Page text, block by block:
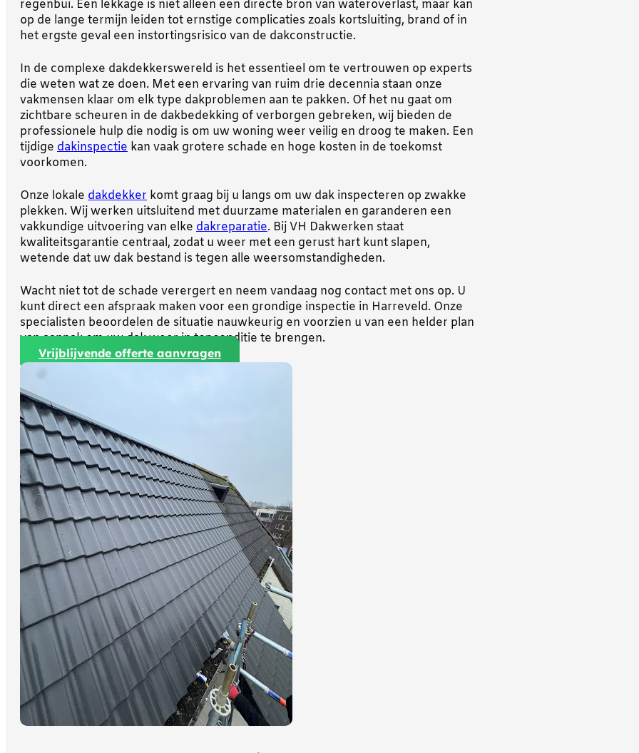
regenbui. Een lekkage is niet alleen een directe bron van wateroverlast, maar kan
op de lange termijn leiden tot ernstige complicaties zoals kortsluiting, brand of in
het ergste geval een instortingsrisico van de dakconstructie.
In de complexe dakdekkerswereld is het essentieel om te vertrouwen op experts
die weten wat ze doen. Met een ervaring van ruim drie decennia staan onze
vakmensen klaar om elk type dakproblemen aan te pakken. Of het nu gaat om
zichtbare scheuren in de dakbedekking of verborgen gebreken, wij bieden de
professionele hulp die nodig is om uw woning weer veilig en droog te maken. Een
tijdige dakinspectie kan vaak grotere schade en hoge kosten in de toekomst
voorkomen.
Onze lokale dakdekker komt graag bij u langs om uw dak inspecteren op zwakke
plekken. Wij werken uitsluitend met duurzame materialen en garanderen een
vakkundige uitvoering van elke dakreparatie. Bij VH Dakwerken staat
kwaliteitsgarantie centraal, zodat u weer met een gerust hart kunt slapen,
wetende dat uw dak bestand is tegen alle weersomstandigheden.
Wacht niet tot de schade verergert en neem vandaag nog contact met ons op. U
kunt direct een afspraak maken voor een grondige inspectie in Harreveld. Onze
specialisten beoordelen de situatie nauwkeurig en voorzien u van een helder plan
van aanpak om uw dak weer in topconditie te brengen.
Vrijblijvende offerte aanvragen